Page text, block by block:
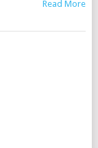
Read More